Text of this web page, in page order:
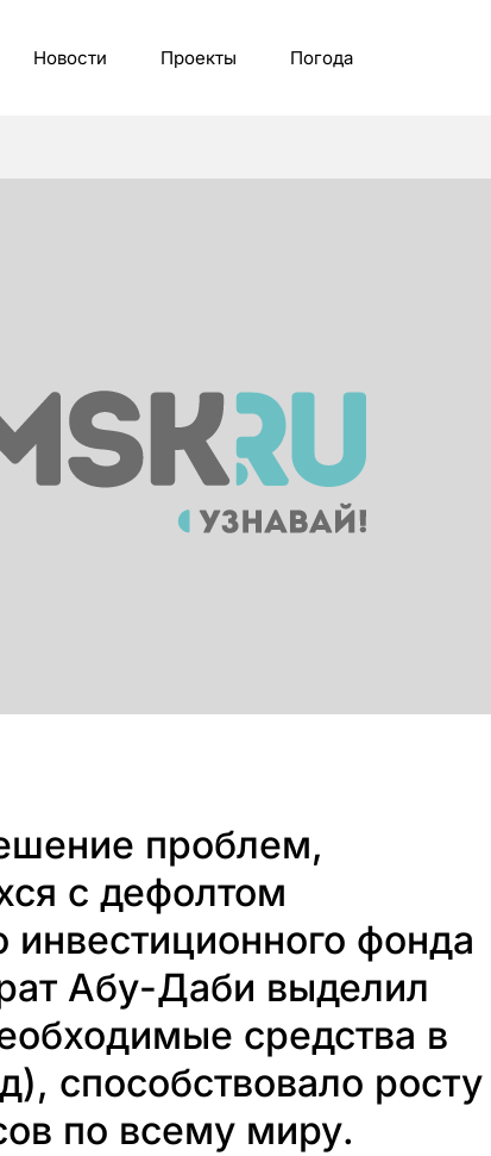
Новости Проекты Погода
проблем,
с дефолтом
инвестиционного фонда
Абу-Даби выделил
средства в
способствовало росту
по всему миру.